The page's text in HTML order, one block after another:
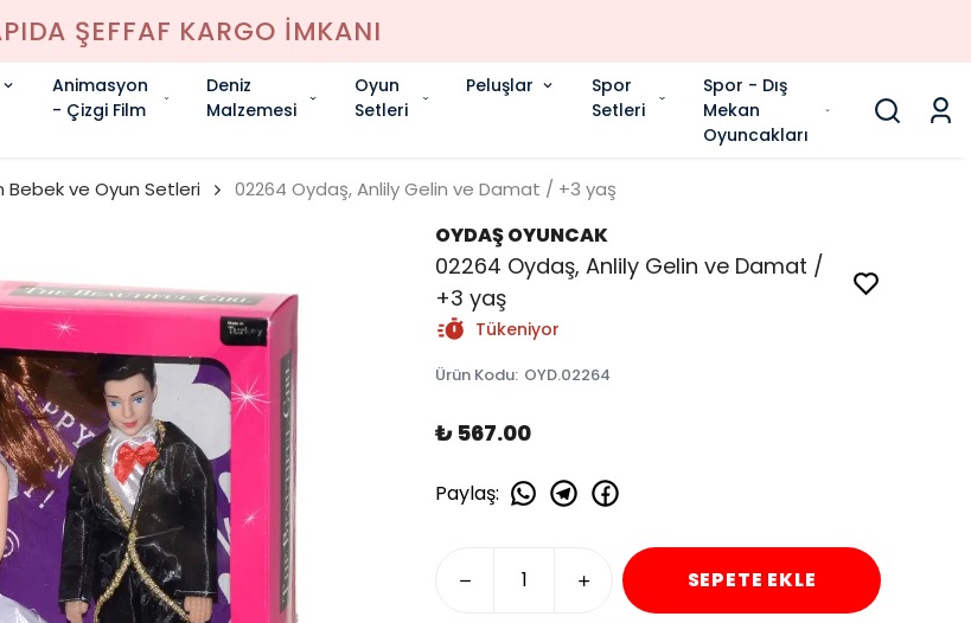
ŞEFFAF KARGO İMKANI
Animasyon
- Çizgi Film
Deniz
Malzemesi
Oyun
Setleri
Peluşlar
Spor
Setleri
Spor - Dış
Mekan
Oyuncakları
Bebek ve Oyun Setleri 02264 Oydaş, Anlily Gelin ve Damat / +3 yaş
OYDAŞ OYUNCAK
02264 Oydaş, Anlily Gelin ve Damat /
+3 yaş
Tükeniyor
Ürün Kodu: OYD.02264
₺ 567.00
Paylaş:
SEPETE EKLE